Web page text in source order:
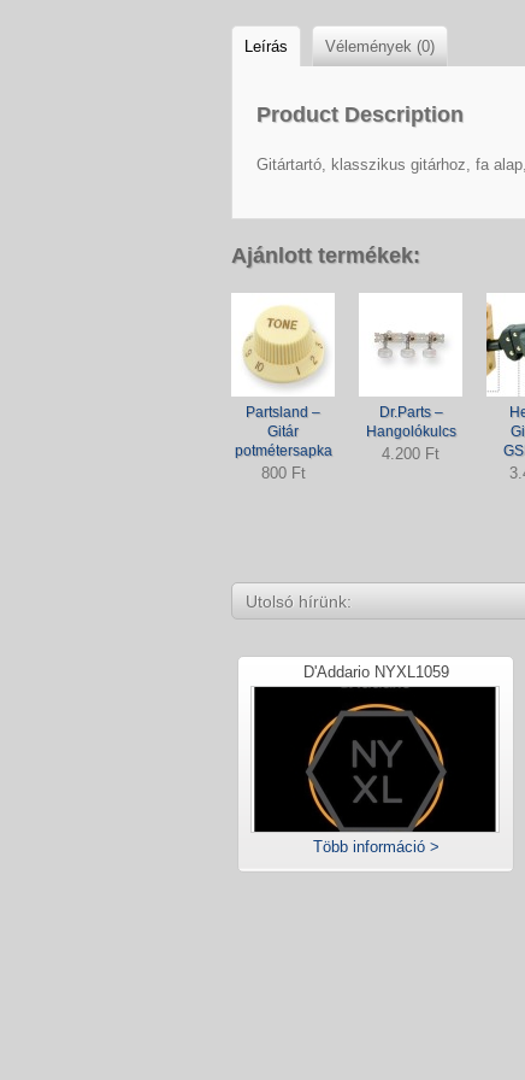
Leírás Vélemények (0)
Product Description
Gitártartó, klasszikus gitárhoz, fa
Ajánlott termékek:
Partsland –
Gitár
potmétersapka
800 Ft
Dr.Parts –
Hangolókulcs
4.200 Ft
Utolsó hírünk:
D'Addario NYXL1059
Több információ >